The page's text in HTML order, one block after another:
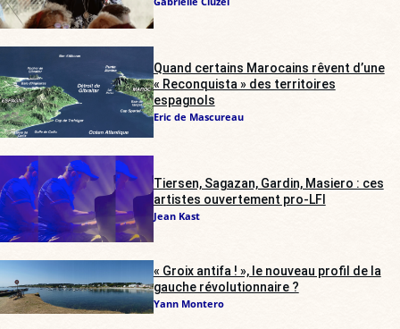
Quand certains Marocains rêvent d’une
« Reconquista » des territoires
espagnols
Eric de Mascureau
Tiersen, Sagazan, Gardin, Masiero : ces
artistes ouvertement pro-LFI
Jean Kast
« Groix antifa ! », le nouveau profil de la
gauche révolutionnaire ?
Yann Montero